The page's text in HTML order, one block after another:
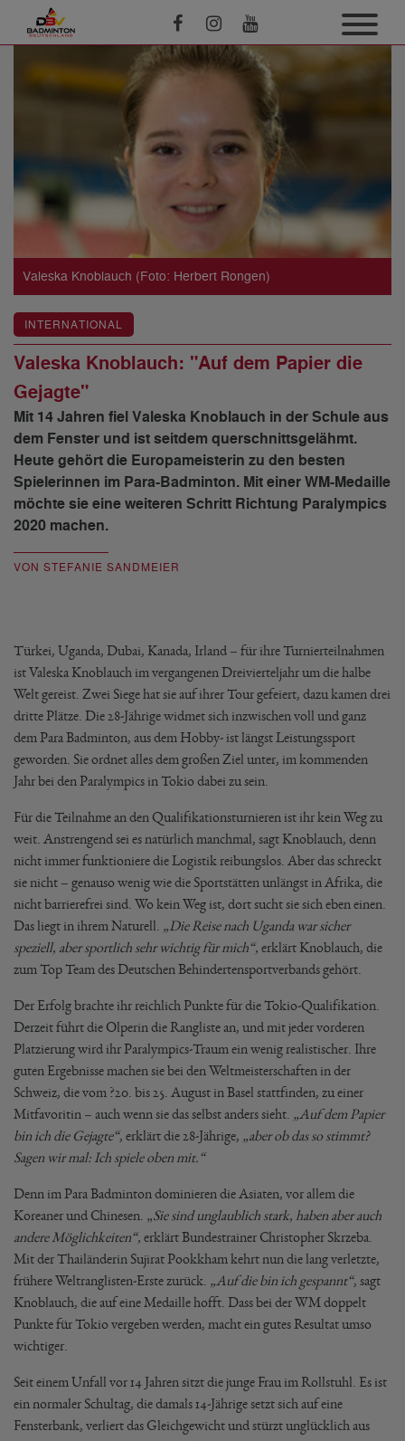
Valeska Knoblauch (Foto: Herbert Rongen)
INTERNATIONAL
Valeska Knoblauch: "Auf dem Papier die
Gejagte"
Mit 14 Jahren fiel Valeska Knoblauch in der Schule aus
dem Fenster und ist seitdem querschnittsgelähmt.
Heute gehört die Europameisterin zu den besten
Spielerinnen im Para-Badminton. Mit einer WM-Medaille
möchte sie eine weiteren Schritt Richtung Paralympics
2020 machen.
VON STEFANIE SANDMEIER
Türkei, Uganda, Dubai, Kanada, Irland – für ihre Turnierteilnahmen
ist Valeska Knoblauch im vergangenen Dreivierteljahr um die halbe
Welt gereist. Zwei Siege hat sie auf ihrer Tour gefeiert, dazu kamen drei
dritte Plätze. Die 28-Jährige widmet sich inzwischen voll und ganz
dem Para Badminton, aus dem Hobby- ist längst Leistungssport
geworden. Sie ordnet alles dem großen Ziel unter, im kommenden
Jahr bei den Paralympics in Tokio dabei zu sein.
Für die Teilnahme an den Qualifikationsturnieren ist ihr kein Weg zu
weit. Anstrengend sei es natürlich manchmal, sagt Knoblauch, denn
nicht immer funktioniere die Logistik reibungslos. Aber das schreckt
sie nicht – genauso wenig wie die Sportstätten unlängst in Afrika, die
nicht barrierefrei sind. Wo kein Weg ist, dort sucht sie sich eben einen.
Das liegt in ihrem Naturell. „Die Reise nach Uganda war sicher
speziell, aber sportlich sehr wichtig für mich“, erklärt Knoblauch, die
zum Top Team des Deutschen Behindertensportverbands gehört.
Der Erfolg brachte ihr reichlich Punkte für die Tokio-Qualifikation.
Derzeit führt die Olperin die Rangliste an, und mit jeder vorderen
Platzierung wird ihr Paralympics-Traum ein wenig realistischer. Ihre
guten Ergebnisse machen sie bei den Weltmeisterschaften in der
Schweiz, die vom ?20. bis 25. August in Basel stattfinden, zu einer
Mitfavoritin – auch wenn sie das selbst anders sieht. „Auf dem Papier
bin ich die Gejagte“, erklärt die 28-Jährige, „aber ob das so stimmt?
Sagen wir mal: Ich spiele oben mit.“
Denn im Para Badminton dominieren die Asiaten, vor allem die
Koreaner und Chinesen. „Sie sind unglaublich stark, haben aber auch
andere Möglichkeiten“, erklärt Bundestrainer Christopher Skrzeba.
Mit der Thailänderin Sujirat Pookkham kehrt nun die lang verletzte,
frühere Weltranglisten-Erste zurück. „Auf die bin ich gespannt“, sagt
Knoblauch, die auf eine Medaille hofft. Dass bei der WM doppelt
Punkte für Tokio vergeben werden, macht ein gutes Resultat umso
wichtiger.
Seit einem Unfall vor 14 Jahren sitzt die junge Frau im Rollstuhl. Es ist
ein normaler Schultag, die damals 14-Jährige setzt sich auf eine
Fensterbank, verliert das Gleichgewicht und stürzt unglücklich aus